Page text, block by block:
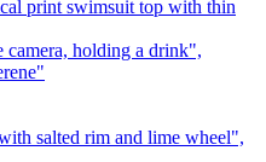
print swimsuit top with thin
holding a drink",
salted rim and lime wheel",